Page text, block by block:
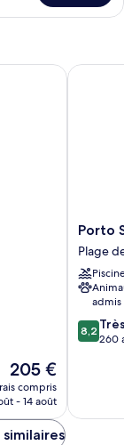
Le
nouveau
prix
de
205 €
compris
- 14 août
Porto
Seguro
Praia
Resort
-
Inclusive
Plage
Porto
Plage
admis
8.2
sur
8,2
260
Porto